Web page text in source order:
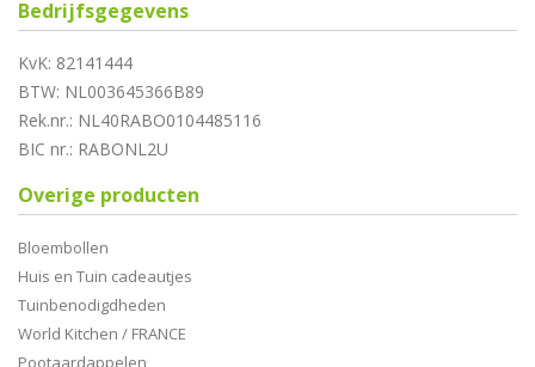
Bedrijfsgegevens
KvK: 82141444
BTW: NL003645366B89
Rek.nr.: NL40RABO0104485116
BIC nr.: RABONL2U
Overige producten
Bloembollen
Huis en Tuin cadeautjes
Tuinbenodigdheden
World Kitchen / FRANCE